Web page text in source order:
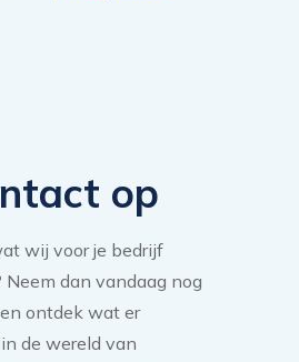
op
wij voor je bedrijf
dan vandaag nog
ontdek wat er
de wereld van